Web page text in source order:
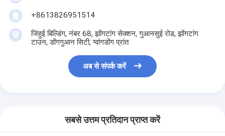
+8613826951514
जिंहुई बिल्डिंग, नंबर 68, झोंगटांग सेक्शन, गुआनसुई रोड, झोंगटांग
टाउन, डोंगगुआन सिटी, ग्वांगडोंग प्रांत
अब से संपर्क करें
सबसे उत्तम प्रतिदान प्राप्त करें